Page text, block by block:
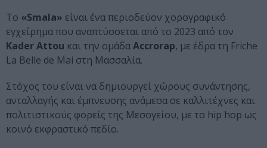
Το «Smala» είναι ένα περιοδεύον χορογραφικό
εγχείρημα που αναπτύσσεται από το 2023 από τον
Kader Attou και την ομάδαAccrorap, με έδρα τη Friche
La Belle de Mai στη Μασσαλία.
Στόχος του είναι να δημιουργεί χώρους συνάντησης,
ανταλλαγής και έμπνευσης ανάμεσα σε καλλιτέχνες και
πολιτιστικούς φορείς της Μεσογείου, με το hip hop ως
κοινό εκφραστικό πεδίο.